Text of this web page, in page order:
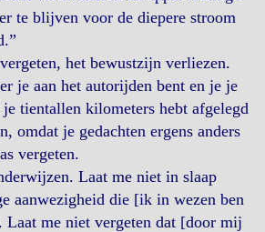
te blijven voor de diepere stroom
het bewustzijn verliezen.
je aan het autorijden bent en je je
tientallen kilometers hebt afgelegd
omdat je gedachten ergens anders
vergeten.
Laat me niet in slaap
aanwezigheid die [ik in wezen ben
Laat me niet vergeten dat [door mij